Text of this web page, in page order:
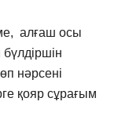
алғаш осы
нәрсені
қояр сұрағым